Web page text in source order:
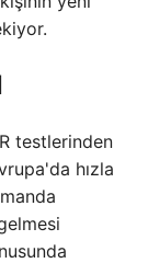
testlerinden
hızla